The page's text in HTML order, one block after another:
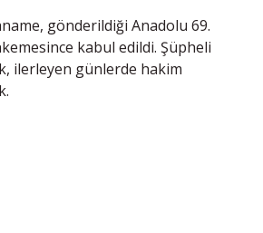
gönderildiği Anadolu 69.
kabul edildi. Şüpheli
ilerleyen günlerde hakim